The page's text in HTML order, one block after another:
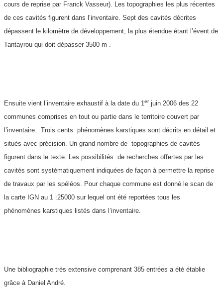
cours de reprise par Franck Vasseur). Les topographies les plus récentes
de ces cavités figurent dans l’inventaire. Sept des cavités décrites
dépassent le kilomètre de développement, la plus étendue étant l’évent de
Tantayrou qui doit dépasser 3500 m .
Ensuite vient l’inventaire exhaustif à la date du 1erjuin 2006 des 22
communes comprises en tout ou partie dans le territoire couvert par
l’inventaire. Trois cents phénomènes karstiques sont décrits en détail et
situés avec précision. Un grand nombre de topographies de cavités
figurent dans le texte. Les possibilités de recherches offertes par les
cavités sont systématiquement indiquées de façon à permettre la reprise
de travaux par les spéléos. Pour chaque commune est donné le scan de
la carte IGN au 1 :25000 sur lequel ont été reportées tous les
phénomènes karstiques listés dans l’inventaire.
Une bibliographie très extensive comprenant 385 entrées a été établie
grâce à Daniel André.